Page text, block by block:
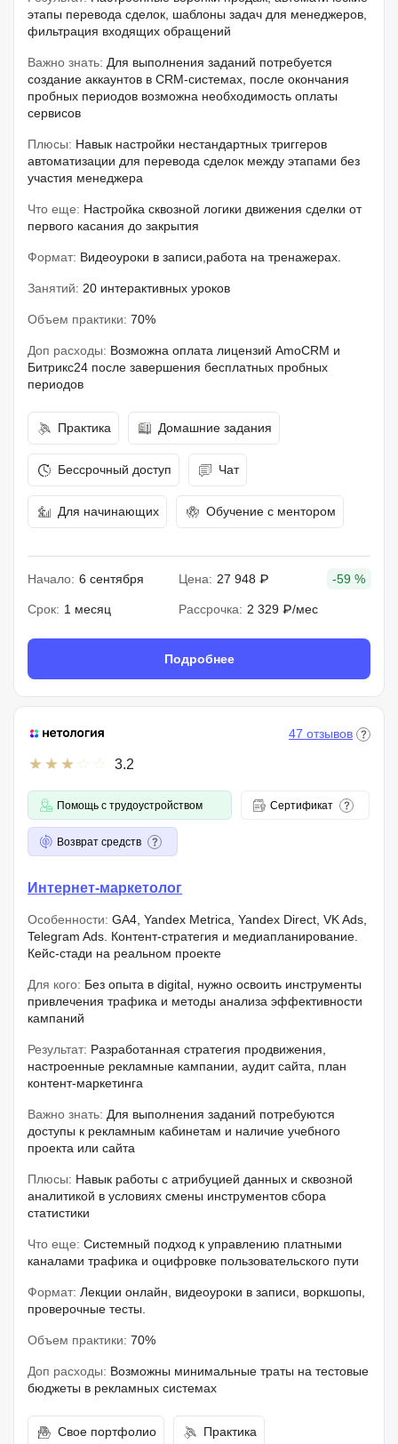
этапы перевода сделок, шаблоны задач для менеджеров,
фильтрация входящих обращений
Важно знать: Для выполнения заданий потребуется
создание аккаунтов в CRM-системах, после окончания
пробных периодов возможна необходимость оплаты
сервисов
Плюсы: Навык настройки нестандартных триггеров
автоматизации для перевода сделок между этапами без
участия менеджера
Что еще: Настройка сквозной логики движения сделки от
первого касания до закрытия
Формат: Видеоуроки в записи,работа на тренажерах.
Занятий: 20 интерактивных уроков
Объем практики: 70%
Доп расходы: Возможна оплата лицензий AmoCRM и
Битрикс24 после завершения бесплатных пробных
периодов
Практика Домашние задания
Бессрочный доступ Чат
Для начинающих Обучение с ментором
Начало: 6 сентября Цена: 27 948 ₽ -59 %
Срок: 1 месяц Рассрочка: 2 329 ₽/мес
Подробнее
3.2
47 отзывов
Помощь с трудоустройством Сертификат
Возврат средств
Интернет-маркетолог
Особенности: GA4, Yandex Metrica, Yandex Direct, VK Ads,
Telegram Ads. Контент-стратегия и медиапланирование.
Кейс-стади на реальном проекте
Для кого: Без опыта в digital, нужно освоить инструменты
привлечения трафика и методы анализа эффективности
кампаний
Результат: Разработанная стратегия продвижения,
настроенные рекламные кампании, аудит сайта, план
контент-маркетинга
Важно знать: Для выполнения заданий потребуются
доступы к рекламным кабинетам и наличие учебного
проекта или сайта
Плюсы: Навык работы с атрибуцией данных и сквозной
аналитикой в условиях смены инструментов сбора
статистики
Что еще: Системный подход к управлению платными
каналами трафика и оцифровке пользовательского пути
Формат: Лекции онлайн, видеоуроки в записи, воркшопы,
проверочные тесты.
Объем практики: 70%
Доп расходы: Возможны минимальные траты на тестовые
бюджеты в рекламных системах
Свое портфолио Практика